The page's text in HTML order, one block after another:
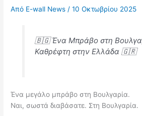
Από E-wall News /10 Οκτωβρίου 2025
🇧🇬 Ένα Μπράβο στη
Καθρέφτη στην Ελλάδα 🇬🇷
Ένα μεγάλο μπράβο στη Βουλγαρία.
Ναι, σωστά διαβάσατε. Στη Βουλγαρία.